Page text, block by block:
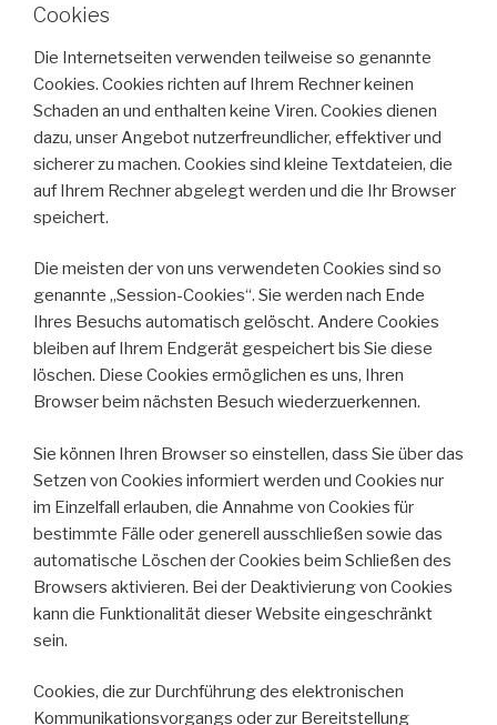
Cookies
Die Internetseiten verwenden teilweise so genannte
Cookies. Cookies richten auf Ihrem Rechner keinen
Schaden an und enthalten keine Viren. Cookies dienen
dazu, unser Angebot nutzerfreundlicher, effektiver und
sicherer zu machen. Cookies sind kleine Textdateien, die
auf Ihrem Rechner abgelegt werden und die Ihr Browser
speichert.
Die meisten der von uns verwendeten Cookies sind so
genannte „Session-Cookies“. Sie werden nach Ende
Ihres Besuchs automatisch gelöscht. Andere Cookies
bleiben auf Ihrem Endgerät gespeichert bis Sie diese
löschen. Diese Cookies ermöglichen es uns, Ihren
Browser beim nächsten Besuch wiederzuerkennen.
Sie können Ihren Browser so einstellen, dass Sie über das
Setzen von Cookies informiert werden und Cookies nur
im Einzelfall erlauben, die Annahme von Cookies für
bestimmte Fälle oder generell ausschließen sowie das
automatische Löschen der Cookies beim Schließen des
Browsers aktivieren. Bei der Deaktivierung von Cookies
kann die Funktionalität dieser Website eingeschränkt
sein.
Cookies, die zur Durchführung des elektronischen
Kommunikationsvorgangs oder zur Bereitstellung